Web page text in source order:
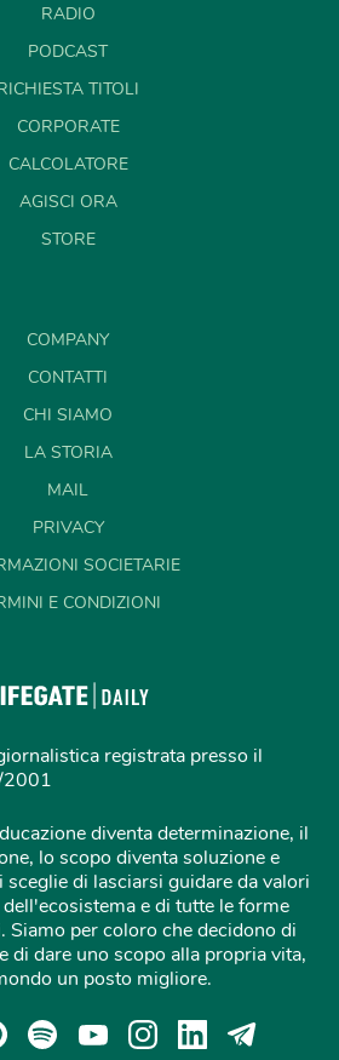
RADIO
PODCAST
TITOLI
CORPORATE
CALCOLATORE
AGISCI ORA
STORE
COMPANY
CONTATTI
CHI SIAMO
LA STORIA
MAIL
PRIVACY
SOCIETARIE
E CONDIZIONI
registrata presso il
2001
diventa determinazione, il
lo scopo diventa soluzione e
di lasciarsi guidare da valori
e di tutte le forme
Siamo per coloro che decidono di
di dare uno scopo alla propria vita,
un posto migliore.